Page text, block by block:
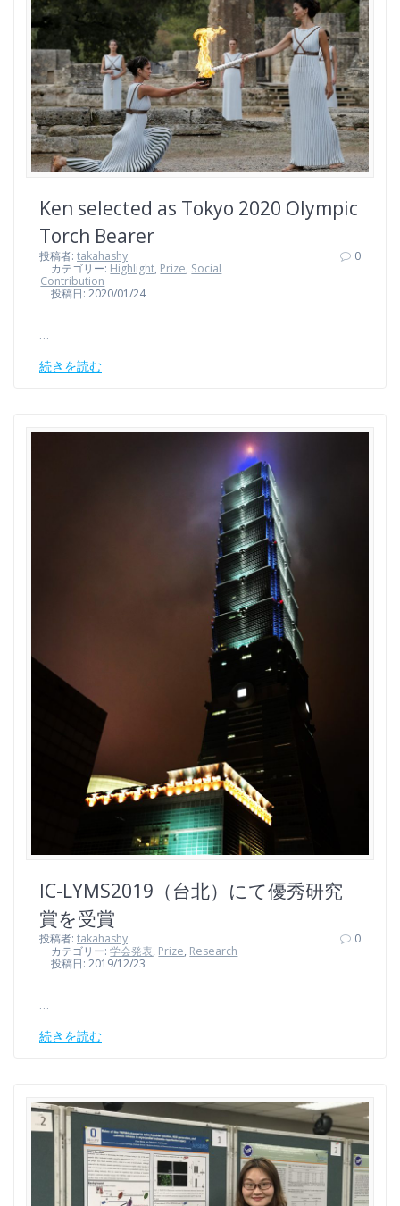
Ken selected as Tokyo 2020 Olympic
Torch Bearer
投稿者: takahashy
カテゴリー: Highlight, Prize, Social
Contribution
投稿日: 2020/01/24
0
…
続きを読む
IC-LYMS2019（台北）にて優秀研究
賞を受賞
投稿者: takahashy
カテゴリー:学会発表, Prize, Research
投稿日: 2019/12/23
0
…
続きを読む